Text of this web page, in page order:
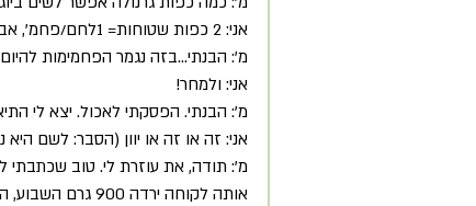
אני: 2 כפות שטוחות= 1לחם/פחמ', אבל כל המנה 4 פחמ', אז בזהירות!
מ': הבנתי...בזה נגמר הפחמימות
אני: ולמחר!
מ': הבנתי. הפסקתי לאכול. יצא לי
אני: זה או זה או יוון (הסבר: לשם
מ': תודה, את עוזרת לי. טוב
אותה לקוחה ירדה 900 גרם השבוע, היא היתה זקוקה לדחיפה קטנה וזה עבד...